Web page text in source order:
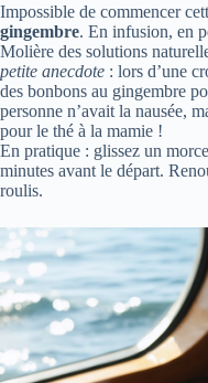
Impossible de commencer
gingembre. En infusion, en
Molière des solutions
petite anecdote : lors d’une
des bonbons au gingembre
personne n’avait la nausée,
pour le thé à la mamie !
En pratique : glissez un
minutes avant le départ.
roulis.